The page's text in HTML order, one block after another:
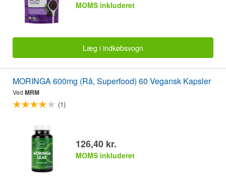
MOMS inkluderet
Læg i indkøbsvogn
MORINGA 600mg (Rå, Superfood) 60 Vegansk Kapsler
Ved MRM
(1)
126,40 kr.
MOMS inkluderet